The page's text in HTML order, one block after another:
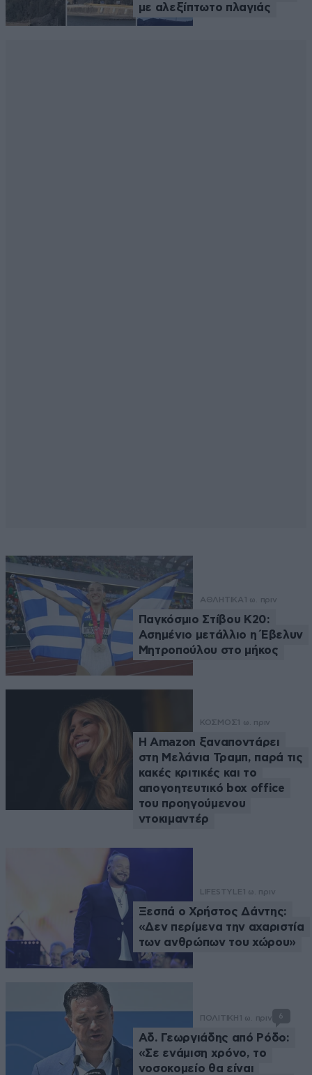
με αλεξίπτωτο πλαγιάς
ΑΘΛΗΤΙΚΑ 1 ω. πριν
Παγκόσμιο Στίβου Κ20:
Ασημένιο μετάλλιο η Έβελυν
Μητροπούλου στο μήκος
ΚΟΣΜΟΣ 1 ω. πριν
Η Amazon ξαναποντάρει
στη Μελάνια Τραμπ, παρά τις
κακές κριτικές και το
απογοητευτικό box office
του προηγούμενου
ντοκιμαντέρ
LIFESTYLE 1 ω. πριν
Ξεσπά ο Χρήστος Δάντης:
«Δεν περίμενα την αχαριστία
των ανθρώπων του χώρου»
ΠΟΛΙΤΙΚΗ 1 ω. πριν 6
Αδ. Γεωργιάδης από Ρόδο:
«Σε ενάμιση χρόνο, το
νοσοκομείο θα είναι